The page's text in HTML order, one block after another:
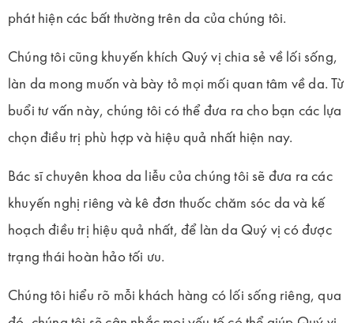
phát hiện các bất thường trên da của chúng tôi.
Chúng tôi cũng khuyến khích Quý vị chia sẻ về lối sống,
làn da mong muốn và bày tỏ mọi mối quan tâm về da. Từ
buổi tư vấn này, chúng tôi có thể đưa ra cho bạn các lựa
chọn điều trị phù hợp và hiệu quả nhất hiện nay.
Bác sĩ chuyên khoa da liễu của chúng tôi sẽ đưa ra các
khuyến nghị riêng và kê đơn thuốc chăm sóc da và kế
hoạch điều trị hiệu quả nhất, để làn da Quý vị có được
trạng thái hoàn hảo tối ưu.
Chúng tôi hiểu rõ mỗi khách hàng có lối sống riêng, qua